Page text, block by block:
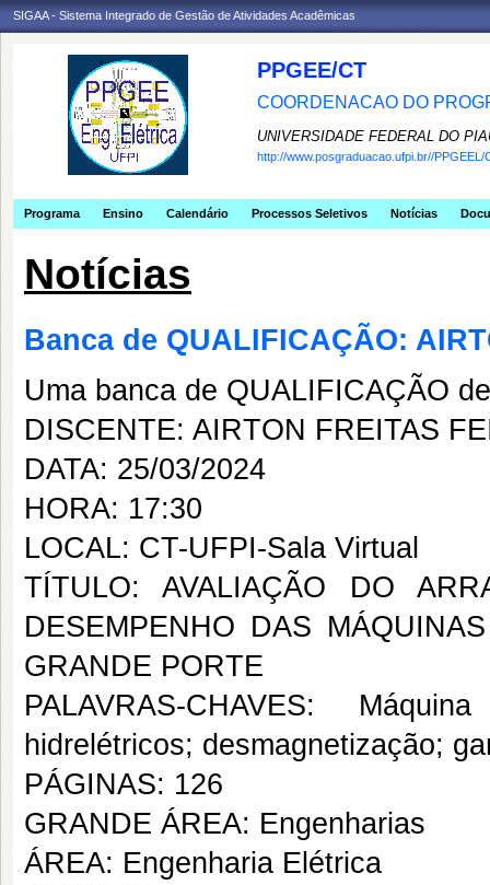
SIGAA - Sistema Integrado de Gestão de Atividades Acadêmicas
PPGEE/CT
COORDENACAO DO
UNIVERSIDADE FEDERAL DO
http://www.posgraduacao.ufpi.br//PPGEEL/
Programa Ensino Calendário Processos Seletivos Notícias
Notícias
Banca de QUALIFICAÇÃO:
Uma banca de QUALIFICAÇÃO
DISCENTE: AIRTON FREITAS
DATA: 25/03/2024
HORA: 17:30
LOCAL: CT-UFPI-Sala Virtual
TÍTULO: AVALIAÇÃO DO
DESEMPENHO DAS
GRANDE PORTE
PALAVRAS-CHAVES:
hidrelétricos; desmagnetização;
PÁGINAS: 126
GRANDE ÁREA: Engenharias
ÁREA: Engenharia Elétrica